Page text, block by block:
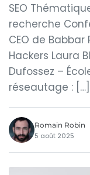
SEO
recherche
CEO de Babbar
Hackers Laura
Dufossez –
réseautage : […]
Romain Robin
5 août 2025